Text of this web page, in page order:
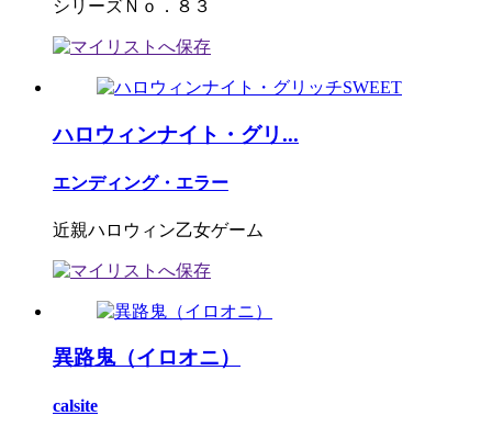
シリーズＮｏ．８３
ハロウィンナイト・グリ...
エンディング・エラー
近親ハロウィン乙女ゲーム
異路鬼（イロオニ）
calsite